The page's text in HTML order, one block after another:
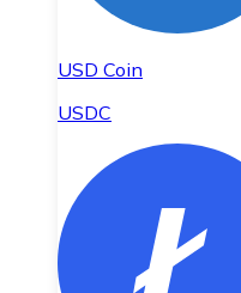
USD Coin
USDC